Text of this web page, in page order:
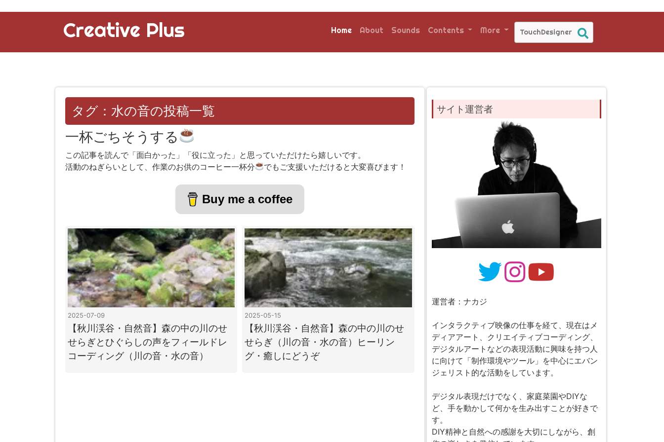
Creative Plus Home About Sounds Contents More
タグ：水の音の投稿一覧
一杯ごちそうする
この記事を読んで「面白かった」「役に立った」と思っていただけたら嬉しいです。
活動のねぎらいとして、作業のお供のコーヒー一杯分
でもご支援いただけると大変喜びます！
Buy me a coffee
2025-07-09
【秋川渓谷・自然音】森の中の川のせ
せらぎとひぐらしの声をフィールドレ
コーディング（川の音・水の音）
2025-05-15
【秋川渓谷・自然音】森の中の川のせ
せらぎ（川の音・水の音）ヒーリン
グ・癒しにどうぞ
サイト運営者
運営者：ナカジ
インタラクティブ映像の仕事を経て、現在はメ
ディアアート、クリエイティブコーディング、
デジタルアートなどの表現活動に興味を持つ人
に向けて「制作環境やツール」を中心にエバン
ジェリスト的な活動をしています。
デジタル表現だけでなく、家庭菜園やDIYな
ど、手を動かして何かを生み出すことが好きで
す。
DIY精神と自然への感謝を大切にしながら、創